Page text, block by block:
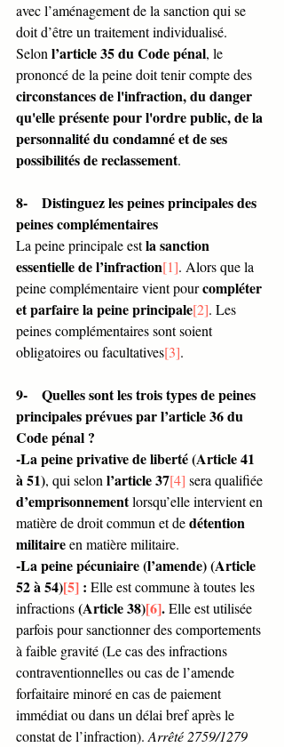
avec l’aménagement de la sanction qui se
doit d’être un traitement individualisé.
Selon l’article 35 du Code pénal, le
prononcé de la peine doit tenir compte des
circonstances de l'infraction, du danger
qu'elle présente pour l'ordre public, de la
personnalité du condamné et de ses
possibilités de reclassement.
8-    Distinguez les peines principales des
peines complémentaires
La peine principale est la sanction
essentielle de l’infraction[1]. Alors que la
peine complémentaire vient pour compléter
et parfaire la peine principale[2]. Les
peines complémentaires sont soient
obligatoires ou facultatives[3].
9-    Quelles sont les trois types de peines
principales prévues par l’article 36 du
Code pénal ?
-La peine privative de liberté (Article 41
à 51), qui selon l’article 37[4] sera qualifiée
d’emprisonnement lorsqu’elle intervient en
matière de droit commun et de détention
militaire en matière militaire.
-La peine pécuniaire (l’amende) (Article
52 à 54)[5] : Elle est commune à toutes les
infractions (Article 38)[6]. Elle est utilisée
parfois pour sanctionner des comportements
à faible gravité (Le cas des infractions
contraventionnelles ou cas de l’amende
forfaitaire minoré en cas de paiement
immédiat ou dans un délai bref après le
constat de l’infraction). Arrêté 2759/1279